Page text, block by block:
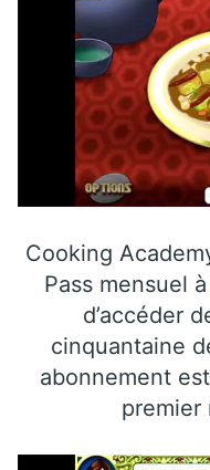
Cooking
Pass mensuel
d’accéder
cinquantaine
abonnement
premier